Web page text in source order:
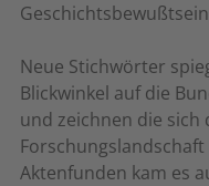
Neue Stichwörter
Blickwinkel auf die
und zeichnen die
Aktenfunden kam es